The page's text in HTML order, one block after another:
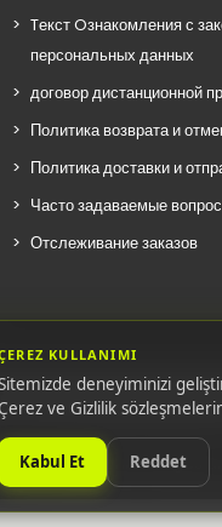
Tекст Oзнакомления с
персональных данных
договор дистанционной
Политика возврата и
Политика доставки и
Часто задаваемые
Отслеживание заказов
KULLANIMI
deneyiminizi
Çerez ve Gizlilik
Kabul Et Reddet
ones. All original
photographic images